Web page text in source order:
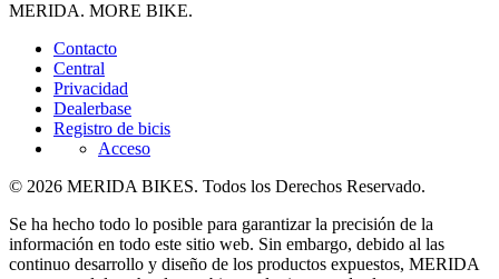
MERIDA. MORE BIKE.
Contacto
Central
Privacidad
Dealerbase
Registro de bicis
Acceso
© 2026 MERIDA BIKES. Todos los Derechos Reservado.
Se ha hecho todo lo posible para garantizar la precisión de la
información en todo este sitio web. Sin embargo, debido al las
continuo desarrollo y diseño de los productos expuestos, MERIDA